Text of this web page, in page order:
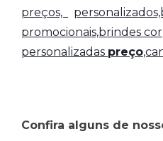
preços,
promocionais,brindes
personalizadas preço
Confira alguns de